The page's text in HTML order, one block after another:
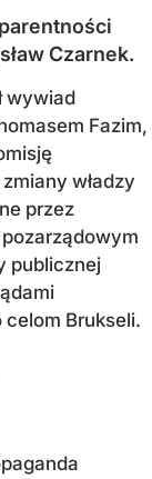
Czarnek.
wywiad
Fazim,
władzy
przez
publicznej
Brukseli.